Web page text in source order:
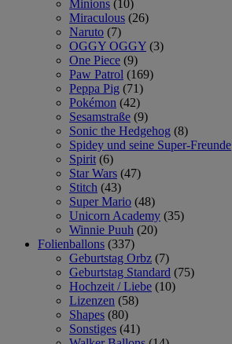
Minions (10)
Miraculous (26)
Naruto (7)
OGGY OGGY (3)
One Piece (9)
Paw Patrol (169)
Peppa Pig (71)
Pokémon (42)
Sesamstraße (9)
Sonic the Hedgehog (8)
Spidey und seine Super-Freunde
Spirit (6)
Star Wars (47)
Stitch (43)
Super Mario (48)
Unicorn Academy (35)
Winnie Puuh (20)
Folienballons (337)
Geburtstag Orbz (7)
Geburtstag Standard (75)
Hochzeit / Liebe (10)
Lizenzen (58)
Shapes (80)
Sonstiges (41)